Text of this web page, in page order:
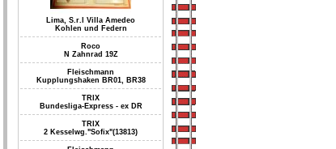
Lima, S.r.l Villa Amedeo
Kohlen und Federn
Roco
N Zahnrad 19Z
Fleischmann
Kupplungshaken BR01, BR38
TRIX
Bundesliga-Express - ex DR
TRIX
2 Kesselwg."Sofix"(13813)